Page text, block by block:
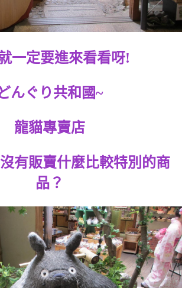
一定要進來看看呀!
んぐり共和國~
龍貓專賣店
有販賣什麼比較特別的商
品？